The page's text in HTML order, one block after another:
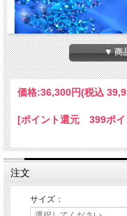
下記サイズチャートよりお
▼ 商
価格:36,300円(税込
[ポイント還元 399ポイ
注文
サイズ：